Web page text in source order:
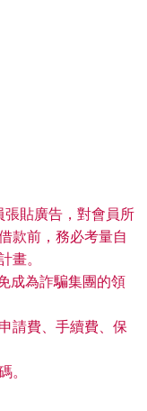
張貼廣告，對會員所
款前，務必考量自
畫。
成為詐騙集團的領
請費、手續費、保
。